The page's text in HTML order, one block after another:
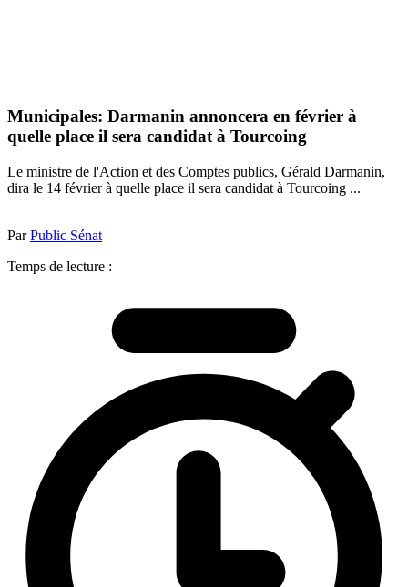
Municipales: Darmanin annoncera en février à
quelle place il sera candidat à Tourcoing
Le ministre de l'Action et des Comptes publics, Gérald Darmanin,
dira le 14 février à quelle place il sera candidat à Tourcoing ...
ParPublic Sénat
Temps de lecture :